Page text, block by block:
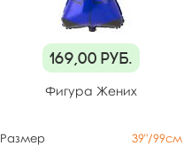
169,00 руб.
Фигура Жених
Размер 39"/99см